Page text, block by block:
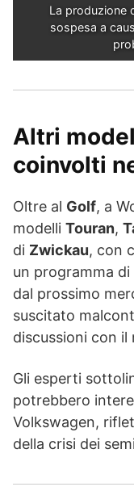
La produzione
sospesa a
Altri
coinvolti
Oltre al Golf, a
modelli Touran,
di Zwickau, con
un programma
dal prossimo
suscitato
discussioni con il
Gli esperti
potrebbero
Volkswagen,
della crisi dei